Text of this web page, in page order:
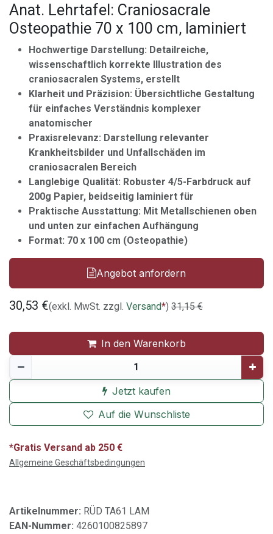
Anat. Lehrtafel: Craniosacrale
Osteopathie 70 x 100 cm, laminiert
Hochwertige Darstellung: Detailreiche,
wissenschaftlich korrekte Illustration des
craniosacralen Systems, erstellt
Klarheit und Präzision: Übersichtliche Gestaltung
für einfaches Verständnis komplexer
anatomischer
Praxisrelevanz: Darstellung relevanter
Krankheitsbilder und Unfallschäden im
craniosacralen Bereich
Langlebige Qualität: Robuster 4/5-Farbdruck auf
200g Papier, beidseitig laminiert für
Praktische Ausstattung: Mit Metallschienen oben
und unten zur einfachen Aufhängung
Format: 70 x 100 cm (Osteopathie)
Angebot anfordern
30,53 €(exkl. MwSt. zzgl. Versand*) 31,15€
In den Warenkorb
Jetzt kaufen
Auf die Wunschliste
*Gratis Versand ab 250 €
Allgemeine Geschäftsbedingungen
Artikelnummer: RÜD TA61 LAM
EAN-Nummer: 4260100825897